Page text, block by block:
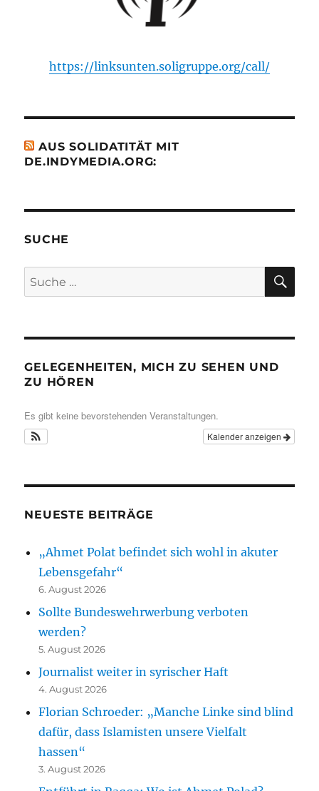
https://linksunten.soligruppe.org/call/
AUS SOLIDATITÄT MIT
DE.INDYMEDIA.ORG:
SUCHE
Suche
nach:
GELEGENHEITEN, MICH ZU SEHEN UND
ZU HÖREN
Es gibt keine bevorstehenden Veranstaltungen.
Kalender anzeigen
NEUESTE BEITRÄGE
„Ahmet Polat befindet sich wohl in akuter
Lebensgefahr“
6. August 2026
Sollte Bundeswehrwerbung verboten
werden?
5. August 2026
Journalist weiter in syrischer Haft
4. August 2026
Florian Schroeder: „Manche Linke sind blind
dafür, dass Islamisten unsere Vielfalt
hassen“
3. August 2026